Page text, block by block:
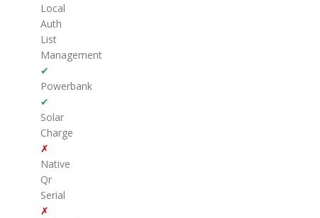
Local
Auth
List
Management
✔
Powerbank
✔
Solar
Charge
✗
Native
Qr
Serial
✗